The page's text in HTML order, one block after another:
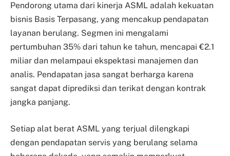
Pendorong utama dari kinerja ASML adalah kekuatan
bisnis Basis Terpasang, yang mencakup pendapatan
layanan berulang. Segmen ini mengalami
pertumbuhan 35% dari tahun ke tahun, mencapai €2.1
miliar dan melampaui ekspektasi manajemen dan
analis. Pendapatan jasa sangat berharga karena
sangat dapat diprediksi dan terikat dengan kontrak
jangka panjang.
Setiap alat berat ASML yang terjual dilengkapi
dengan pendapatan servis yang berulang selama